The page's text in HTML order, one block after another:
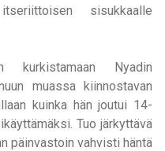
sisukkaalle
kurkistamaan Nyadin
muassa kiinnostavan
kuinka hän joutui 14-
Tuo järkyttävä
päinvastoin vahvisti häntä